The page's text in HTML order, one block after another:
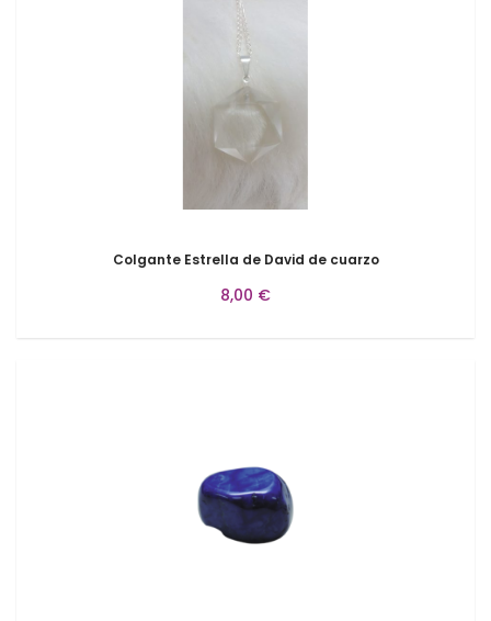
Colgante Estrella de David de cuarzo
8,00 €